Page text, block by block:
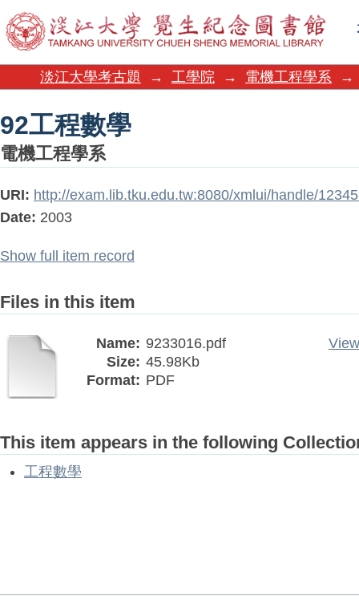
92工程數學
淡江大學考古題 → 工學院 → 電機工程學系 →
92工程數學
電機工程學系
URI: http://exam.lib.tku.edu.tw:8080/xmlui/handle/
Date: 2003
Show full item record
Files in this item
Name: 9233016.pdf
Size: 45.98Kb
Format: PDF
This item appears in the following
工程數學